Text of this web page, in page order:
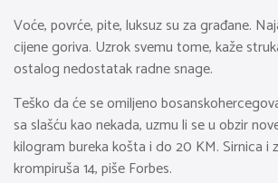
Voće, povrće, pite, luksuz su za građane.
cijene goriva. Uzrok svemu tome, kaže
ostalog nedostatak radne snage.
Teško da će se omiljeno
sa slašću kao nekada, uzmu li se u obzir
kilogram bureka košta i do 20 KM. Sirnica i
krompiruša 14, piše Forbes.